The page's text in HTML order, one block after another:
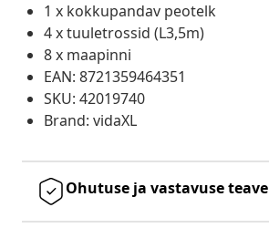
1 x kokkupandav peotelk
4 x tuuletrossid (L3,5m)
8 x maapinni
EAN: 8721359464351
SKU: 42019740
Brand: vidaXL
Ohutuse ja vastavuse teave